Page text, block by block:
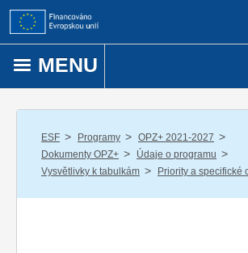
Přejít k obsahu
MENU
ESF / Programy / OPZ+ 2021-2027 /
Dokumenty OPZ+ / Údaje o programu /
Vysvětlivky k tabulkám / Priority a specifické